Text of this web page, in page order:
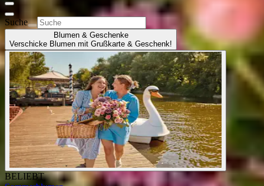
Suche
Blumen & Geschenke
Verschicke Blumen mit Grußkarte & Geschenk!
BELIEBT